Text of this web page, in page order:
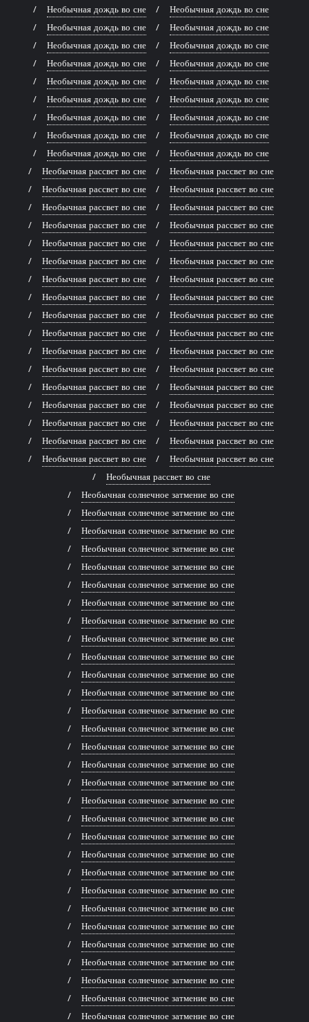
Необычная дождь во сне
Необычная дождь во сне
Необычная дождь во сне
Необычная дождь во сне
Необычная дождь во сне
Необычная дождь во сне
Необычная дождь во сне
Необычная дождь во сне
Необычная дождь во сне
Необычная дождь во сне
Необычная дождь во сне
Необычная дождь во сне
Необычная дождь во сне
Необычная дождь во сне
Необычная дождь во сне
Необычная дождь во сне
Необычная дождь во сне
Необычная дождь во сне
Необычная рассвет во сне
Необычная рассвет во сне
Необычная рассвет во сне
Необычная рассвет во сне
Необычная рассвет во сне
Необычная рассвет во сне
Необычная рассвет во сне
Необычная рассвет во сне
Необычная рассвет во сне
Необычная рассвет во сне
Необычная рассвет во сне
Необычная рассвет во сне
Необычная рассвет во сне
Необычная рассвет во сне
Необычная рассвет во сне
Необычная рассвет во сне
Необычная рассвет во сне
Необычная рассвет во сне
Необычная рассвет во сне
Необычная рассвет во сне
Необычная рассвет во сне
Необычная рассвет во сне
Необычная рассвет во сне
Необычная рассвет во сне
Необычная рассвет во сне
Необычная рассвет во сне
Необычная рассвет во сне
Необычная рассвет во сне
Необычная рассвет во сне
Необычная рассвет во сне
Необычная рассвет во сне
Необычная рассвет во сне
Необычная рассвет во сне
Необычная рассвет во сне
Необычная рассвет во сне
Необычная солнечное затмение во сне
Необычная солнечное затмение во сне
Необычная солнечное затмение во сне
Необычная солнечное затмение во сне
Необычная солнечное затмение во сне
Необычная солнечное затмение во сне
Необычная солнечное затмение во сне
Необычная солнечное затмение во сне
Необычная солнечное затмение во сне
Необычная солнечное затмение во сне
Необычная солнечное затмение во сне
Необычная солнечное затмение во сне
Необычная солнечное затмение во сне
Необычная солнечное затмение во сне
Необычная солнечное затмение во сне
Необычная солнечное затмение во сне
Необычная солнечное затмение во сне
Необычная солнечное затмение во сне
Необычная солнечное затмение во сне
Необычная солнечное затмение во сне
Необычная солнечное затмение во сне
Необычная солнечное затмение во сне
Необычная солнечное затмение во сне
Необычная солнечное затмение во сне
Необычная солнечное затмение во сне
Необычная солнечное затмение во сне
Необычная солнечное затмение во сне
Необычная солнечное затмение во сне
Необычная солнечное затмение во сне
Необычная солнечное затмение во сне